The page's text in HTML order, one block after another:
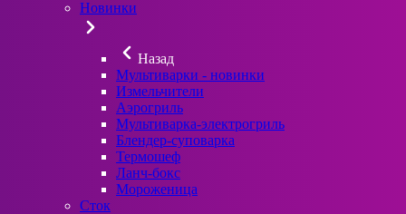
Новинки
Назад
Мультиварки - новинки
Измельчители
Аэрогриль
Мультиварка-электрогриль
Блендер-суповарка
Термошеф
Ланч-бокс
Мороженица
Сток